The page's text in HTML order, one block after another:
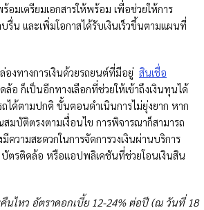
อมเตรียมเอกสารให้พร้อม เพื่อช่วยให้การ
รื่น และเพิ่มโอกาสได้รับเงินเร็วขึ้นตามแผนที่
องทางการเงินด้วยรถยนต์ที่มีอยู่ สินเชื่อ
ล้อ ก็เป็นอีกทางเลือกที่ช่วยให้เข้าถึงเงินทุนได้
ถได้ตามปกติ ขั้นตอนดำเนินการไม่ยุ่งยาก หาก
สมบัติตรงตามเงื่อนไข การพิจารณาก็สามารถ
ความสะดวกในการจัดการวงเงินผ่านบริการ
บัตรติดล้อ หรือแอปพลิเคชันที่ช่วยโอนเงินสิน
นไหว อัตราดอกเบี้ย 12-24% ต่อปี (ณ วันที่ 18